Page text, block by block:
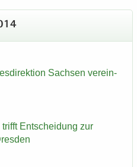
Sach­sen ver­ein­
Ent­schei­dung zur